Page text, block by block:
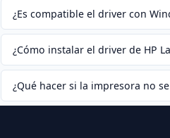
¿Es compatible el driver con
¿Cómo instalar el driver de HP
¿Qué hacer si la impresora no